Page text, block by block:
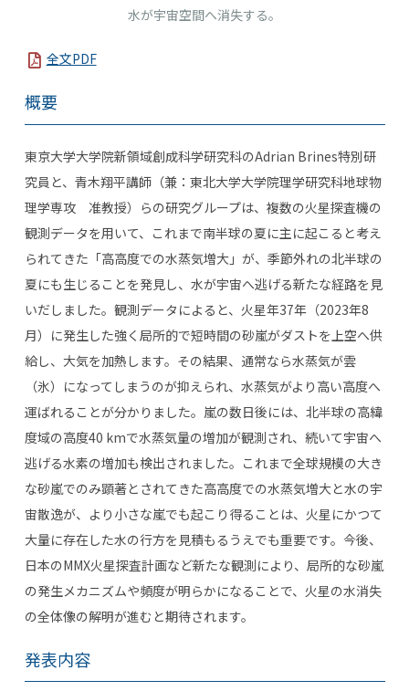
水が宇宙空間へ消失する。
全文PDF
概要
東京大学大学院新領域創成科学研究科のAdrian Brines特別研
究員と、青木翔平講師（兼：東北大学大学院理学研究科地球物
理学専攻 准教授）らの研究グループは、複数の火星探査機の
観測データを用いて、これまで南半球の夏に主に起こると考え
られてきた「高高度での水蒸気増大」が、季節外れの北半球の
夏にも生じることを発見し、水が宇宙へ逃げる新たな経路を見
いだしました。観測データによると、火星年37年（2023年8
月）に発生した強く局所的で短時間の砂嵐がダストを上空へ供
給し、大気を加熱します。その結果、通常なら水蒸気が雲
（氷）になってしまうのが抑えられ、水蒸気がより高い高度へ
運ばれることが分かりました。嵐の数日後には、北半球の高緯
度域の高度40 kmで水蒸気量の増加が観測され、続いて宇宙へ
逃げる水素の増加も検出されました。これまで全球規模の大き
な砂嵐でのみ顕著とされてきた高高度での水蒸気増大と水の宇
宙散逸が、より小さな嵐でも起こり得ることは、火星にかつて
大量に存在した水の行方を見積もるうえでも重要です。今後、
日本のMMX火星探査計画など新たな観測により、局所的な砂嵐
の発生メカニズムや頻度が明らかになることで、火星の水消失
の全体像の解明が進むと期待されます。
発表内容